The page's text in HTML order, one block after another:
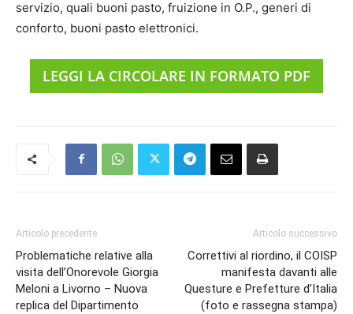
servizio, quali buoni pasto, fruizione in O.P., generi di
conforto, buoni pasto elettronici.
LEGGI LA CIRCOLARE IN FORMATO PDF
Articolo precedente
Problematiche relative alla
visita dell’Onorevole Giorgia
Meloni a Livorno – Nuova
replica del Dipartimento
Articolo successivo
Correttivi al riordino, il COISP
manifesta davanti alle
Questure e Prefetture d’Italia
(foto e rassegna stampa)